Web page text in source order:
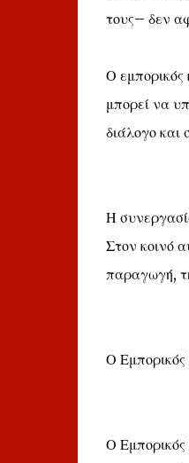
τους– δεν
Ο εμπορικός
μπορεί να
διάλογο και
Η
Στον κοινό
παραγωγή,
Ο
Ο Εμπορικός